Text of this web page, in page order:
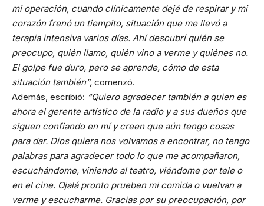
mi operación, cuando clínicamente dejé de respirar y mi
corazón frenó un tiempito, situación que me llevó a
terapia intensiva varios días. Ahí descubrí quién se
preocupo, quién llamo, quién vino a verme y quiénes no.
El golpe fue duro, pero se aprende, cómo de esta
situación también”, comenzó.
Además, escribió: “Quiero agradecer también a quien es
ahora el gerente artístico de la radio y a sus dueños que
siguen confiando en mí y creen que aún tengo cosas
para dar. Dios quiera nos volvamos a encontrar, no tengo
palabras para agradecer todo lo que me acompañaron,
escuchándome, viniendo al teatro, viéndome por tele o
en el cine. Ojalá pronto prueben mi comida o vuelvan a
verme y escucharme. Gracias por su preocupación, por